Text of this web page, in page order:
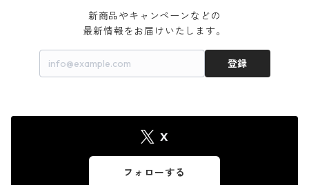
新商品やキャンペーンなどの
最新情報をお届けいたします。
登録
X
フォローする